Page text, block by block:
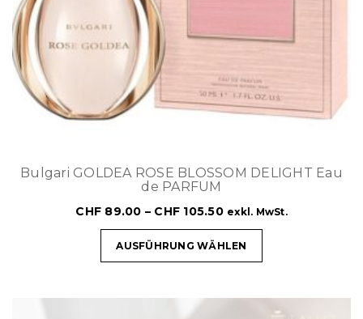
Bulgari GOLDEA ROSE BLOSSOM DELIGHT Eau
de PARFUM
CHF 89.00 – CHF 105.50 exkl. MwSt.
AUSFÜHRUNG WÄHLEN